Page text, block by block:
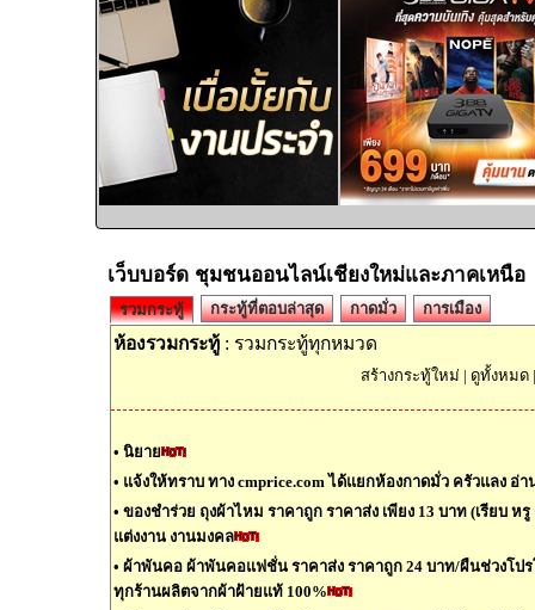
เว็บบอร์ด ชุมชนออนไลน์เชียงใหม่และภาคเหนือ
รวมกระทู้ กระทู้ที่ตอบล่าสุด กาดมั่ว การเมือง
ห้องรวมกระทู้ : รวมกระทู้ทุกหมวด
สร้างกระทู้ใหม่ | ดูทั้งหมด
• นิยาย
• แจ้งให้ทราบ ทาง cmprice.com ได้แยกห้องกาดมั่ว ครัวแลง อ่
• ของชำร่วย ถุงผ้าไหม ราคาถูก ราคาส่ง เพียง 13 บาท (เรียบ ห
แต่งงาน งานมงคล
• ผ้าพันคอ ผ้าพันคอแฟชั่น ราคาส่ง ราคาถูก 24 บาท/ผืนช่วงโป
ทุกร้านผลิตจากผ้าฝ้ายแท้ 100%